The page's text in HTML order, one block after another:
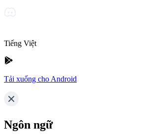
Tiếng Việt
Tải xuống cho Android
Ngôn ngữ